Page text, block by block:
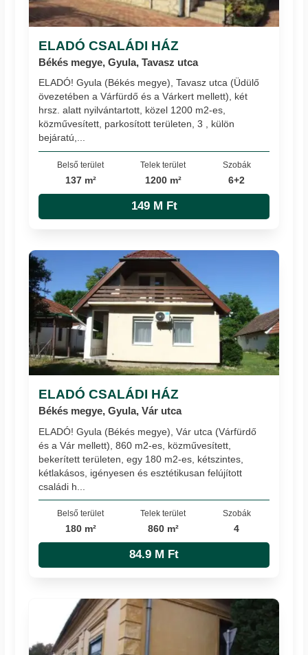
ELADÓ CSALÁDI HÁZ
Békés megye, Gyula, Tavasz utca
ELADÓ! Gyula (Békés megye), Tavasz utca (Üdülő
övezetében a Várfürdő és a Várkert mellett), két
hrsz. alatt nyilvántartott, közel 1200 m2-es,
közművesített, parkosított területen, 3 , külön
bejáratú,...
Belső terület
137 m²
Telek terület
1200 m²
Szobák
6+2
149 M Ft
ELADÓ CSALÁDI HÁZ
Békés megye, Gyula, Vár utca
ELADÓ! Gyula (Békés megye), Vár utca (Várfürdő
és a Vár mellett), 860 m2-es, közművesített,
bekerített területen, egy 180 m2-es, kétszintes,
kétlakásos, igényesen és esztétikusan felújított
családi h...
Belső terület
180 m²
Telek terület
860 m²
Szobák
4
84.9 M Ft